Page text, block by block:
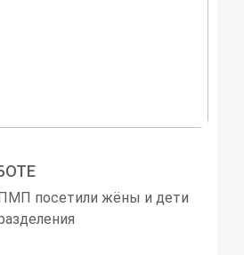
посетили жёны и дети